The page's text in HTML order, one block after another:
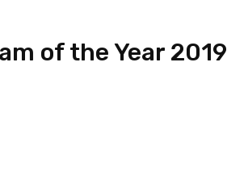
of the Year 2019